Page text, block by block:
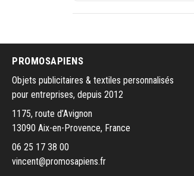
PROMOSAPIENS
Objets publicitaires & textiles personnalisés
pour entreprises, depuis 2012
1175, route d’Avignon
13090 Aix-en-Provence, France
06 25 17 38 00
vincent@promosapiens.fr